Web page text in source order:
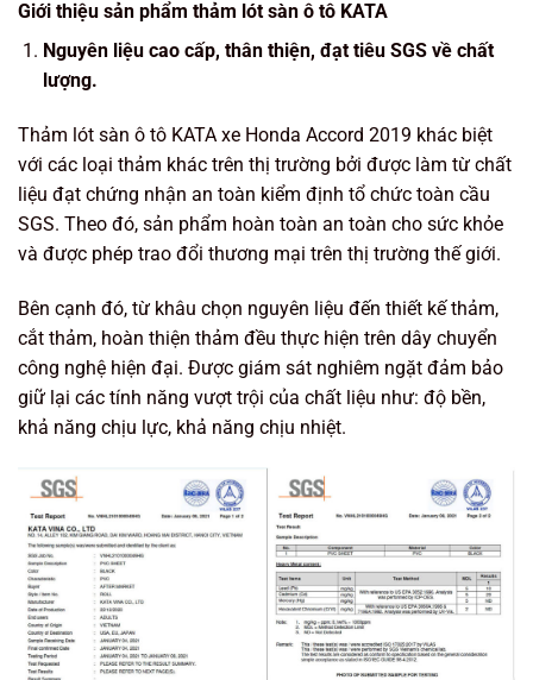
Giới thiệu sản phẩm thảm lót sàn ô tô KATA
Nguyên liệu cao cấp, thân thiện, đạt tiêu SGS về chất
lượng.
Thảm lót sàn ô tô KATA xe Honda Accord 2019 khác biệt
với các loại thảm khác trên thị trường bởi được làm từ chất
liệu đạt chứng nhận an toàn kiểm định tổ chức toàn cầu
SGS. Theo đó, sản phẩm hoàn toàn an toàn cho sức khỏe
và được phép trao đổi thương mại trên thị trường thế giới.
Bên cạnh đó, từ khâu chọn nguyên liệu đến thiết kế thảm,
cắt thảm, hoàn thiện thảm đều thực hiện trên dây chuyển
công nghệ hiện đại. Được giám sát nghiêm ngặt đảm bảo
giữ lại các tính năng vượt trội của chất liệu như: độ bền,
khả năng chịu lực, khả năng chịu nhiệt.